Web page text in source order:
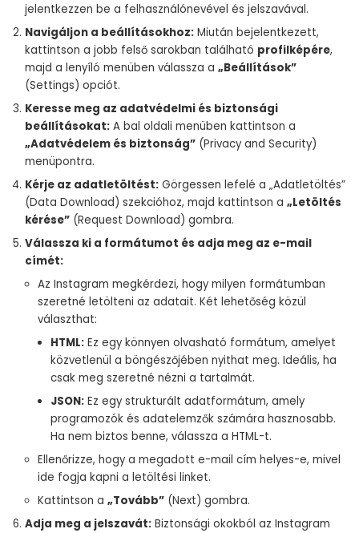
jelentkezzen be a felhasználónevével és jelszavával.
Navigáljon a beállításokhoz: Miután bejelentkezett,
kattintson a jobb felső sarokban található profilképére,
majd a lenyíló menüben válassza a „Beállítások”
(Settings) opciót.
Keresse meg az adatvédelmi és biztonsági
beállításokat: A bal oldali menüben kattintson a
„Adatvédelem és biztonság” (Privacy and Security)
menüpontra.
Kérje az adatletöltést: Görgessen lefelé a „Adatletöltés”
(Data Download) szekcióhoz, majd kattintson a „Letöltés
kérése” (Request Download) gombra.
Válassza ki a formátumot és adja meg az e-mail
címét:
Az Instagram megkérdezi, hogy milyen formátumban
szeretné letölteni az adatait. Két lehetőség közül
választhat:
HTML: Ez egy könnyen olvasható formátum, amelyet
közvetlenül a böngészőjében nyithat meg. Ideális, ha
csak meg szeretné nézni a tartalmát.
JSON: Ez egy strukturált adatformátum, amely
programozók és adatelemzők számára hasznosabb.
Ha nem biztos benne, válassza a HTML-t.
Ellenőrizze, hogy a megadott e-mail cím helyes-e, mivel
ide fogja kapni a letöltési linket.
Kattintson a „Tovább” (Next) gombra.
Adja meg a jelszavát: Biztonsági okokból az Instagram